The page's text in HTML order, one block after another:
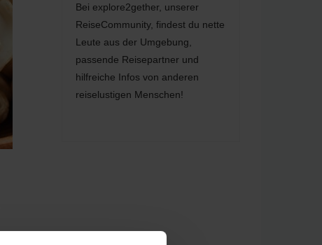
Bei explore2gether, unserer
ReiseCommunity, findest du nette
Leute aus der Umgebung,
passende Reisepartner und
hilfreiche Infos von anderen
reiselustigen Menschen!